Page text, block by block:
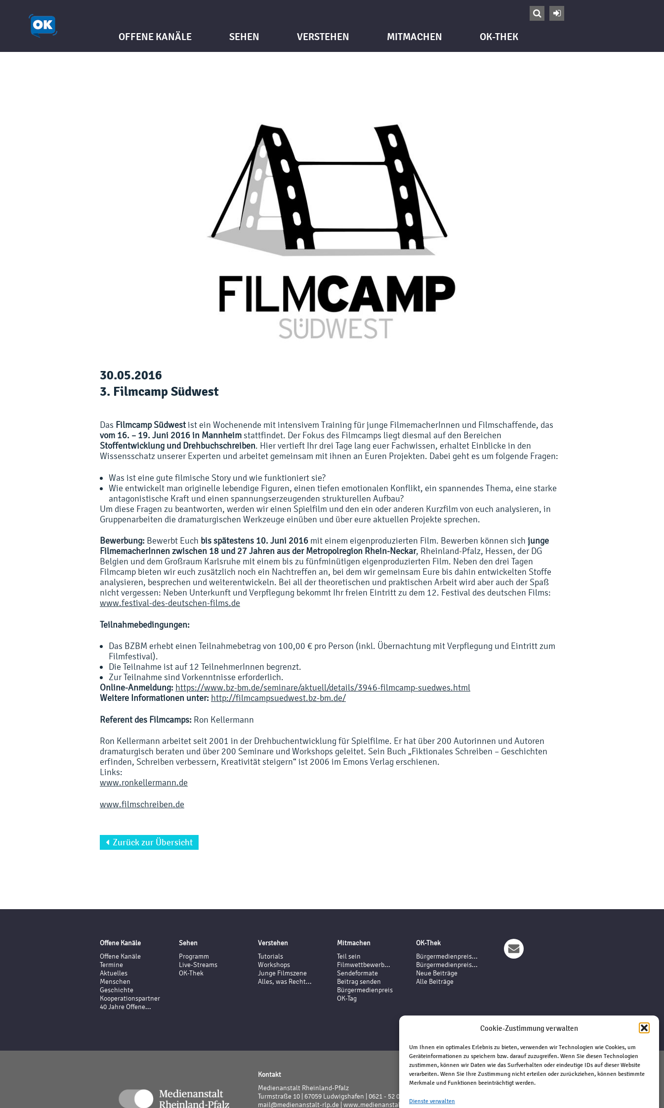
Cookie-Zustimmung verwalten
Um Ihnen ein optimales Erlebnis zu bieten, verwenden wir Technologien wie Cookies, um
Geräteinformationen zu speichern bzw. darauf zuzugreifen. Wenn Sie diesen Technologien
zustimmen, können wir Daten wie das Surfverhalten oder eindeutige IDs auf dieser Website
verarbeiten. Wenn Sie Ihre Zustimmung nicht erteilen oder zurückziehen, können bestimmte
Merkmale und Funktionen beeinträchtigt werden.
Dienste verwalten


OFFENE KANÄLE SEHEN VERSTEHEN MITMACHEN OK-THEK
30.05.2016
3. Filmcamp Südwest
Das Filmcamp Südwestist ein Wochenende mit intensivem Training für junge FilmemacherInnen und Filmschaffende, das
vom 16. – 19. Juni 2016 in Mannheimstattfindet. Der Fokus des Filmcamps liegt diesmal auf den Bereichen
Stoffentwicklung und Drehbuchschreiben. Hier vertieft Ihr drei Tage lang euer Fachwissen, erhaltet Einblicke in den
Wissensschatz unserer Experten und arbeitet gemeinsam mit ihnen an Euren Projekten. Dabei geht es um folgende Fragen:
Was ist eine gute filmische Story und wie funktioniert sie?
Wie entwickelt man originelle lebendige Figuren, einen tiefen emotionalen Konflikt, ein spannendes Thema, eine starke
antagonistische Kraft und einen spannungserzeugenden strukturellen Aufbau?
Um diese Fragen zu beantworten, werden wir einen Spielfilm und den ein oder anderen Kurzfilm von euch analysieren, in
Gruppenarbeiten die dramaturgischen Werkzeuge einüben und über eure aktuellen Projekte sprechen.
Bewerbung: Bewerbt Euch bis spätestens 10. Juni 2016 mit einem eigenproduzierten Film. Bewerben können sich junge
FilmemacherInnen zwischen 18 und 27 Jahren aus der Metropolregion Rhein-Neckar, Rheinland-Pfalz, Hessen, der DG
Belgien und dem Großraum Karlsruhe mit einem bis zu fünfminütigen eigenproduzierten Film. Neben den drei Tagen
Filmcamp bieten wir euch zusätzlich noch ein Nachtreffen an, bei dem wir gemeinsam Eure bis dahin entwickelten Stoffe
analysieren, besprechen und weiterentwickeln. Bei all der theoretischen und praktischen Arbeit wird aber auch der Spaß
nicht vergessen: Neben Unterkunft und Verpflegung bekommt Ihr freien Eintritt zu dem 12. Festival des deutschen Films:
www.festival-des-deutschen-films.de
Teilnahmebedingungen:
Das BZBM erhebt einen Teilnahmebetrag von 100,00 € pro Person (inkl. Übernachtung mit Verpflegung und Eintritt zum
Filmfestival).
Die Teilnahme ist auf 12 TeilnehmerInnen begrenzt.
Zur Teilnahme sind Vorkenntnisse erforderlich.
Online-Anmeldung: https://www.bz-bm.de/seminare/aktuell/details/3946-filmcamp-suedwes.html
Weitere Informationen unter: http://filmcampsuedwest.bz-bm.de/
Referent des Filmcamps: Ron Kellermann
Ron Kellermann arbeitet seit 2001 in der Drehbuchentwicklung für Spielfilme. Er hat über 200 Autorinnen und Autoren
dramaturgisch beraten und über 200 Seminare und Workshops geleitet. Sein Buch „Fiktionales Schreiben – Geschichten
erfinden, Schreiben verbessern, Kreativität steigern“ ist 2006 im Emons Verlag erschienen.
Links:
www.ronkellermann.de
www.filmschreiben.de
Zurück zur Übersicht
Offene Kanäle
Offene Kanäle
Termine
Aktuelles
Menschen
Geschichte
Kooperationspartner
40 Jahre Offene...
Sehen
Programm
Live-Streams
OK-Thek
Verstehen
Tutorials
Workshops
Junge Filmszene
Alles, was Recht...
Mitmachen
Teil sein
Filmwettbewerb...
Sendeformate
Beitrag senden
Bürgermedienpreis
OK-Tag
OK-Thek
Bürgermedienpreis...
Bürgermedienpreis...
Neue Beiträge
Alle Beiträge
Kontakt
Medienanstalt Rheinland-Pfalz
Turmstraße 10 | 67059 Ludwigshafen | 0621 - 52 02 - 0
mail@medienanstalt-rlp.de | www.medienanstalt-rlp.de
Impressum
Haftungsausschluss